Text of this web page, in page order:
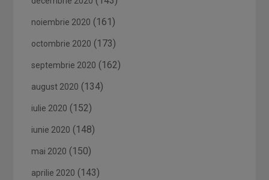
noiembrie 2020 (161)
octombrie 2020 (173)
septembrie 2020 (162)
august 2020 (134)
iulie 2020 (152)
iunie 2020 (148)
mai 2020 (150)
aprilie 2020 (143)